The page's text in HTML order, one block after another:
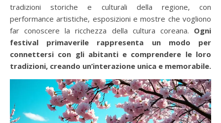
tradizioni storiche e culturali della regione, con
performance artistiche, esposizioni e mostre che vogliono
far conoscere la ricchezza della cultura coreana. Ogni
festival primaverile rappresenta un modo per
connettersi con gli abitanti e comprendere le loro
tradizioni, creando un’interazione unica e memorabile.